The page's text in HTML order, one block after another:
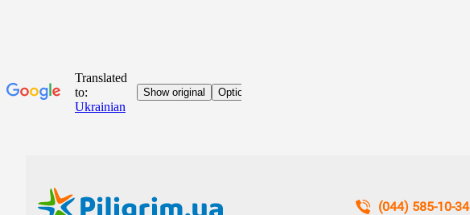
(044) 585-10-34